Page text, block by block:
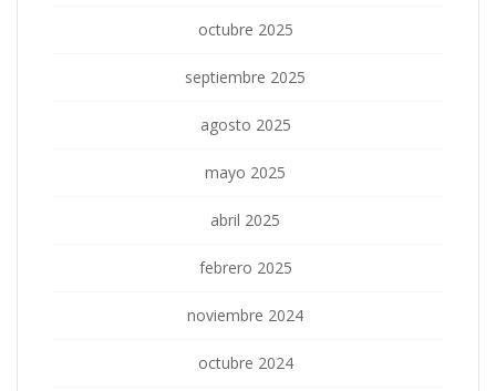
octubre 2025
septiembre 2025
agosto 2025
mayo 2025
abril 2025
febrero 2025
noviembre 2024
octubre 2024